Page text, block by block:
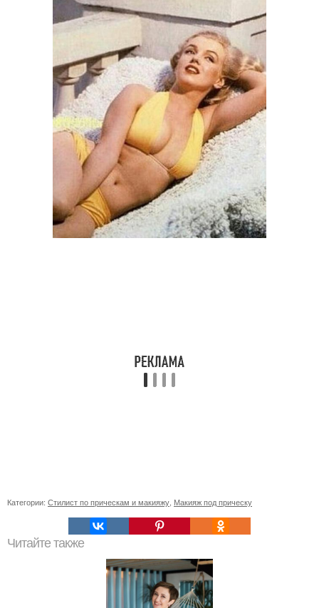
Категории: Стилист по прическам и макияжу Макияж под прическу
Читайте также